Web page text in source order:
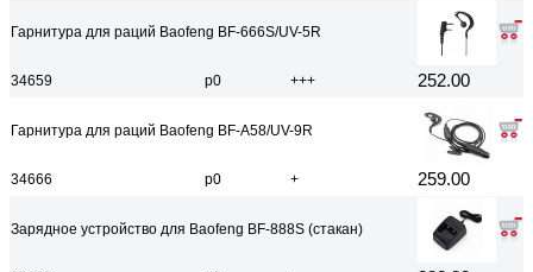
Гарнитура для раций Baofeng BF-666S/UV-5R
34659 р0 +++ 252.00
Гарнитура для раций Baofeng BF-A58/UV-9R
34666 р0 + 259.00
Зарядное устройство для Baofeng BF-888S (стакан)